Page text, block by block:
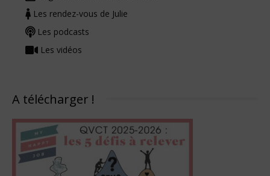
Les rendez-vous de Julie
Les podcasts
Les vidéos
A télécharger !